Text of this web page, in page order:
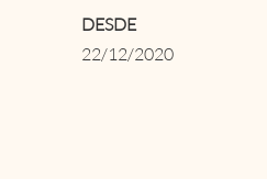
DESDE
22/12/2020